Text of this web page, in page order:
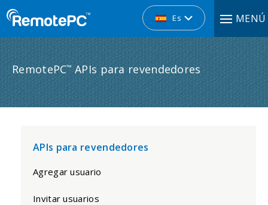
Es MENÚ
RemotePC™APIs para revendedores
APIs para revendedores
Agregar usuario
Invitar usuarios